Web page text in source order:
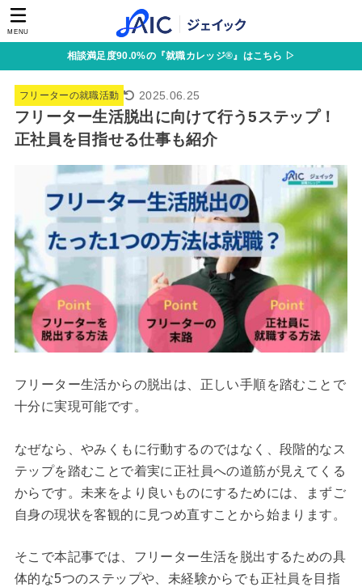
MENU
相談満足度90.0%の『就職カレッジ®』はこちら ▷
フリーターの就職活動 2025.06.25
フリーター生活脱出に向けて行う5ステップ！
正社員を目指せる仕事も紹介
フリーター生活からの脱出は、正しい手順を踏むことで
十分に実現可能です。
なぜなら、やみくもに行動するのではなく、段階的なス
テップを踏むことで着実に正社員への道筋が見えてくる
からです。未来をより良いものにするためには、まずご
自身の現状を客観的に見つめ直すことから始まります。
そこで本記事では、フリーター生活を脱出するための具
体的な5つのステップや、未経験からでも正社員を目指